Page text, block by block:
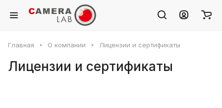
Главная О компании Лицензии и сертификаты
Лицензии и сертификаты